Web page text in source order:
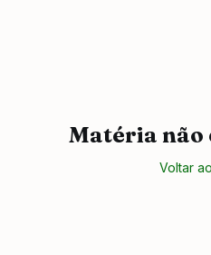
Matéria não
Voltar